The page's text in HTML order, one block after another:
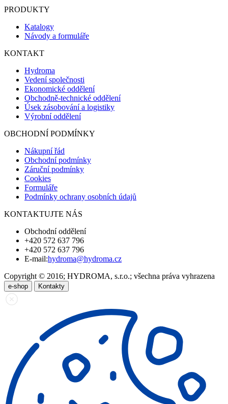
PRODUKTY
Katalogy
Návody a formuláře
KONTAKT
Hydroma
Vedení společnosti
Ekonomické oddělení
Obchodně-technické oddělení
Úsek zásobování a logistiky
Výrobní oddělení
OBCHODNÍ PODMÍNKY
Nákupní řád
Obchodní podmínky
Záruční podmínky
Cookies
Formuláře
Podmínky ochrany osobních údajů
KONTAKTUJTE NÁS
Obchodní oddělení
+420 572 637 796
+420 572 637 796
E-mail:hydroma@hydroma.cz
Copyright © 2016; HYDROMA, s.r.o.; všechna práva vyhrazena
e-shop Kontakty